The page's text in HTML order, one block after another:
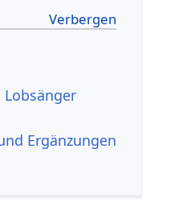
und Ergänzungen